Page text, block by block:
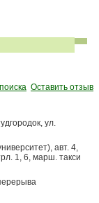
Оставить отзыв
ул.
авт. 4,
1, 6, марш. такси